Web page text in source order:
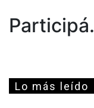
Participá.
Lo más leído